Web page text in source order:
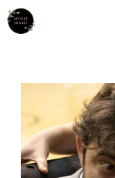
Aller
au